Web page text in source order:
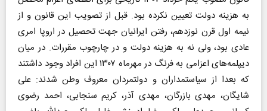
به هزینه دولت تعیین نکرده بود. قبل از تصویب این قانون و از
نیمه اول قرن نوزدهم، رفتن ایرانیان جهت تحصیل در اروپا امری
عادی بود، ولی نه به هزینه دولت و در چارچوب مقررات. در میان
دیپلمه‌های اعزامی به فرنگ در مهرماه ۱۳۰۷ این افراد وجود داشتند
که بعدا از سیاستمداران و دولتمردان معروف وطن شدند: علی
شایگان، مهدی بازرگان، مهدی آذر، کریم سنجابی، احمد رضوی